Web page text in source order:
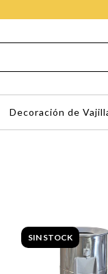
Decoración de
SIN STOCK